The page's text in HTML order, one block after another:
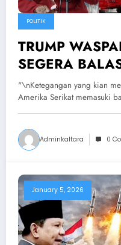
POLITIK
TRUMP
SEGERA
Tempur Siap
Amerika
"\nKetegangan yang kian
Amerika Serikat memasuki
Adminkaltara 0
January 5, 2026